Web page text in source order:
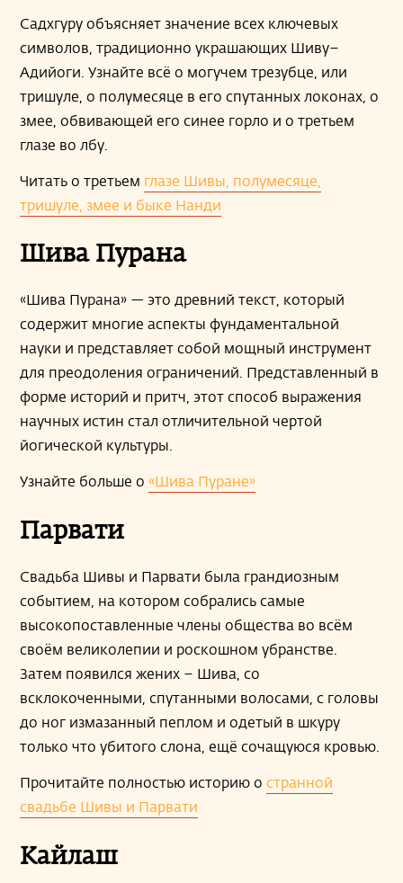
Садхгуру объясняет значение всех ключевых
символов, традиционно украшающих Шиву–
Адийоги. Узнайте всё о могучем трезубце, или
тришуле, о полумесяце в его спутанных локонах, о
змее, обвивающей его синее горло и о третьем
глазе во лбу.
Читать о третьем глазе Шивы, полумесяце,
тришуле, змее и быке Нанди
Шива Пурана
«Шива Пурана» — это древний текст, который
содержит многие аспекты фундаментальной
науки и представляет собой мощный инструмент
для преодоления ограничений. Представленный в
форме историй и притч, этот способ выражения
научных истин стал отличительной чертой
йогической культуры.
Узнайте больше о «Шива Пуране»
Парвати
Свадьба Шивы и Парвати была грандиозным
событием, на котором собрались самые
высокопоставленные члены общества во всём
своём великолепии и роскошном убранстве.
Затем появился жених – Шива, со
всклокоченными, спутанными волосами, с головы
до ног измазанный пеплом и одетый в шкуру
только что убитого слона, ещё сочащуюся кровью.
Прочитайте полностью историю остранной
свадьбе Шивы и Парвати
Кайлаш